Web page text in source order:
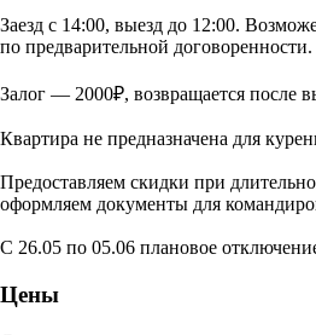
Заезд с 14:00, выезд до 12:00.
по предварительной договоренности.
Залог — 2000₽, возвращается после
Квартира не предназначена для
Предоставляем скидки при
оформляем документы для
С 26.05 по 05.06 плановое
Цены